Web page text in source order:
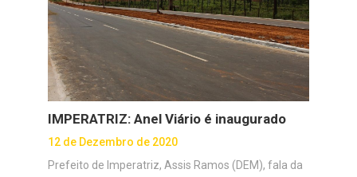
IMPERATRIZ: Anel Viário é inaugurado
12 de Dezembro de 2020
Prefeito de Imperatriz, Assis Ramos (DEM), fala da